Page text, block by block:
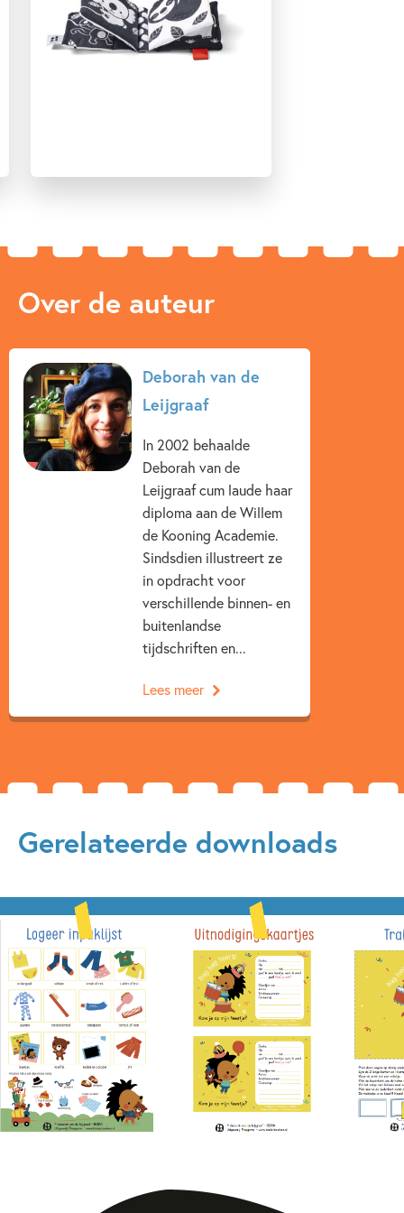
Over de auteur
Deborah van de
Leijgraaf
In 2002 behaalde
Deborah van de
Leijgraaf cum laude haar
diploma aan de Willem
de Kooning Academie.
Sindsdien illustreert ze
in opdracht voor
verschillende binnen- en
buitenlandse
tijdschriften en...
Lees meer
Gerelateerde downloads